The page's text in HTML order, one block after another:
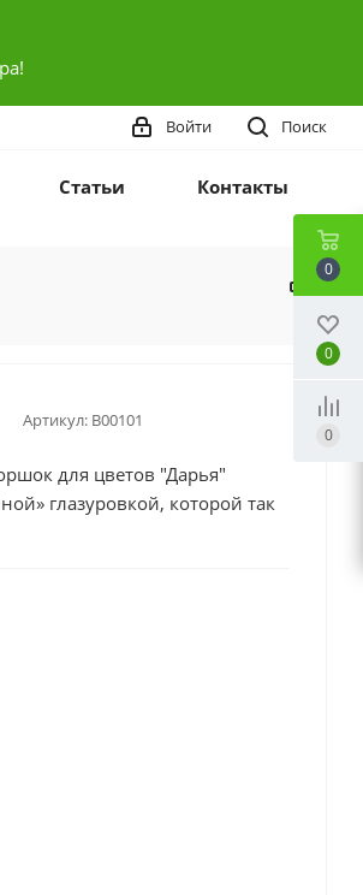
Поиск
Войти
Статьи Контакты
Артикул: В00101
для цветов "Дарья"
глазуровкой, которой так
0
0
0